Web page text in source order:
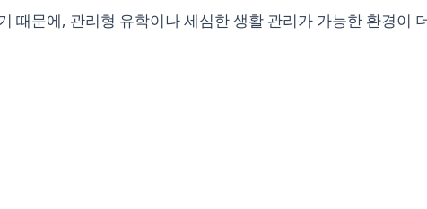
때문에, 관리형 유학이나 세심한 생활 관리가 가능한 환경이